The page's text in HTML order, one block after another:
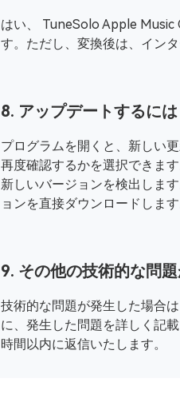
はい、 TuneSolo Apple Music
す。ただし、変換後は、イン
8. アップデートするに
プログラムを開くと、新しい
再度確認するかを選択できま
新しいバージョンを検出しま
ョンを直接ダウンロードします
9. その他の技術的な問
技術的な問題が発生した場合
に、発生した問題を詳しく記
時間以内に返信いたします。